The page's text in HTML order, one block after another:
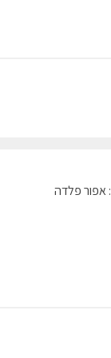
:אפור פלדה